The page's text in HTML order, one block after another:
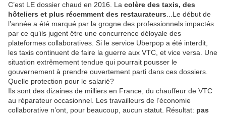
C’est LE dossier chaud en 2016. La colère des taxis, des
hôteliers et plus récemment des restaurateurs ...Le début de
l’année a été marqué par la grogne des professionnels impactés
par ce qu’ils jugent être une concurrence déloyale des
plateformes collaboratives. Si le service Uberpop a été interdit,
les taxis continuent de faire la guerre aux VTC, et vice versa. Une
situation extrêmement tendue qui pourrait pousser le
gouvernement à prendre ouvertement parti dans ces dossiers.
Quelle protection pour le salarié?
Ils sont des dizaines de milliers en France, du chauffeur de VTC
au réparateur occasionnel. Les travailleurs de l’économie
collaborative n’ont, pour beaucoup, aucun statut. Résultat: pas